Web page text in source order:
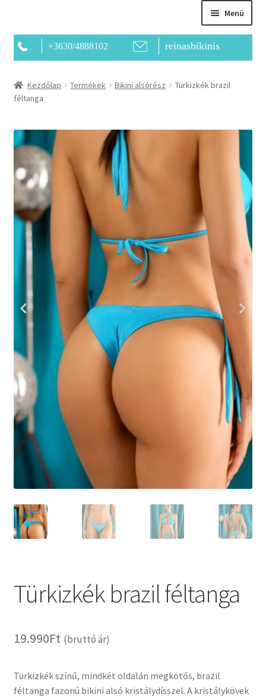
Menü
Bemutatkozás
Kapcsolat
Termékek
Kosár
+3630/4888102 reinasbikinis
Kezdőlap Termékek Bikini alsórész
Türkizkék brazil
féltanga
Türkizkék brazil féltanga
19.990Ft (bruttó ár)
Türkizkék színű, mindkét oldalán megkötős, brazil
féltanga fazonú bikini alsó kristálydísszel. A kristálykövek